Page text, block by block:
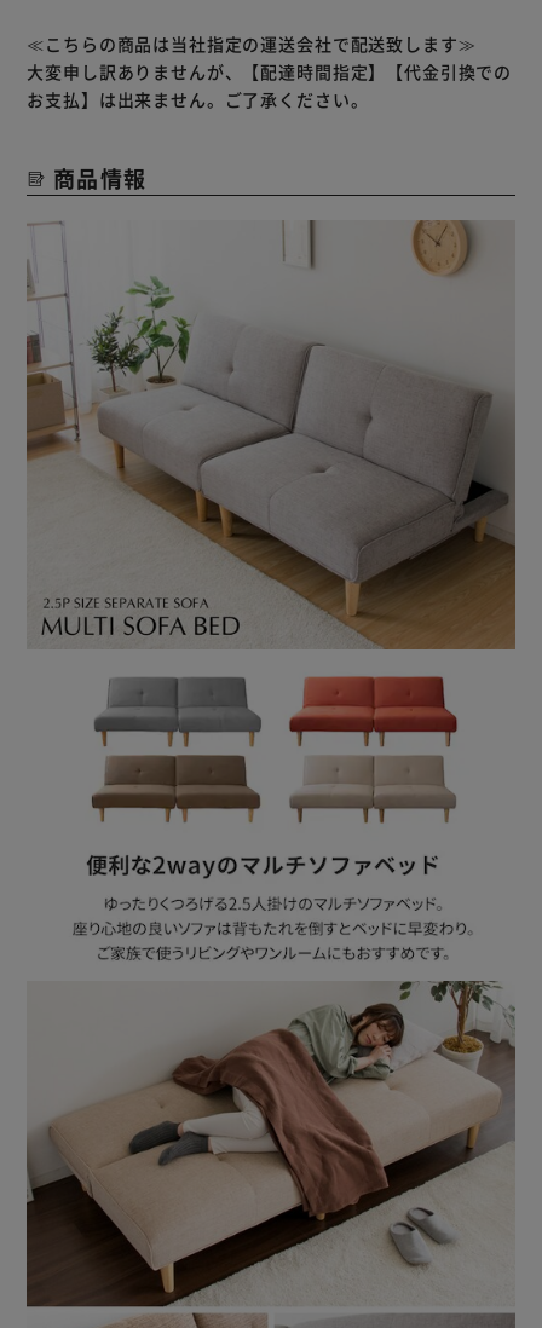
≪こちらの商品は当社指定の運送会社で配送致します≫
大変申し訳ありませんが、【配達時間指定】【代金引換での
お支払】は出来ません。ご了承ください。
商品情報